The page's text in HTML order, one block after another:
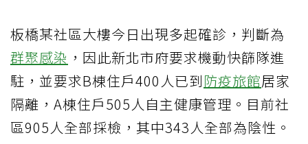
板橋某社區大樓今日出現多起確診，判斷為
群聚感染 ，因此新北市府要求機動快篩隊進
駐，並要求B棟住戶400人已到防疫旅館居家
隔離，A棟住戶505人自主健康管理。目前社
區905人全部採檢，其中343人全部為陰性。